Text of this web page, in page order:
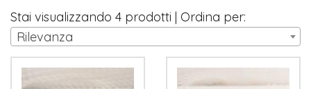
Stai visualizzando 4 prodotti | Ordina per:
Rilevanza